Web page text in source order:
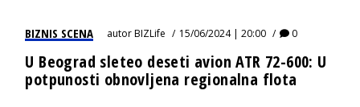
BIZNIS SCENA autorBIZLife 15/06/2024 | 20:00 0
U Beograd sleteo deseti avion ATR 72-600: U
potpunosti obnovljena regionalna flota